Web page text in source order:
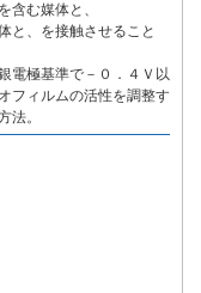
含む媒体と、
と、を接触させること
電極基準で－０．４Ｖ以
フィルムの活性を調整す
法。